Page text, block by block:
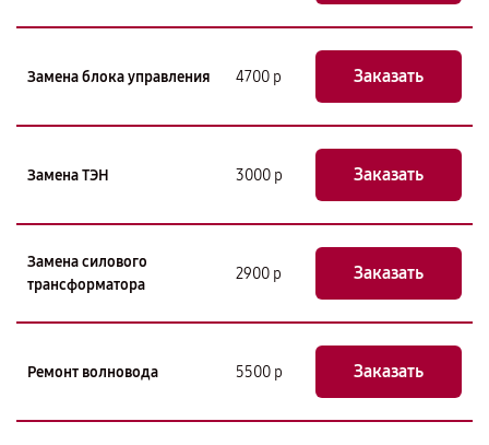
Замена блока управления 4700 р Заказать
Замена ТЭН 3000 р Заказать
Замена силового
трансформатора
2900 р Заказать
Ремонт волновода 5500 р Заказать